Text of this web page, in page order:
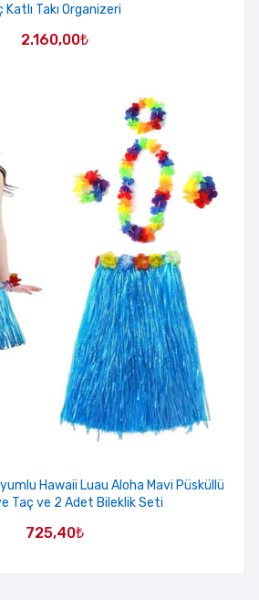
Katlı Takı Organizeri
2.160,00₺
Hawaii Luau Aloha Mavi Püsküllü
Taç ve 2 Adet Bileklik Seti
725,40₺